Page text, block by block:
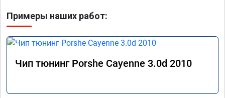
Примеры наших работ:
Чип тюнинг Porshe Cayenne 3.0d 2010